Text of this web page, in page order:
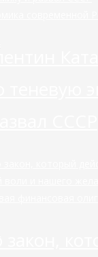
современной
СССР
закон,